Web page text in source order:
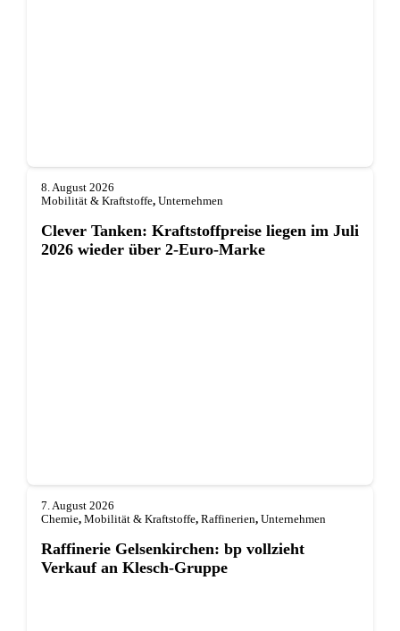
8. August 2026
Mobilität & Kraftstoffe, Unternehmen
Clever Tanken: Kraftstoffpreise liegen im Juli
2026 wieder über 2-Euro-Marke
7. August 2026
Chemie, Mobilität & Kraftstoffe, Raffinerien, Unternehmen
Raffinerie Gelsenkirchen: bp vollzieht
Verkauf an Klesch-Gruppe